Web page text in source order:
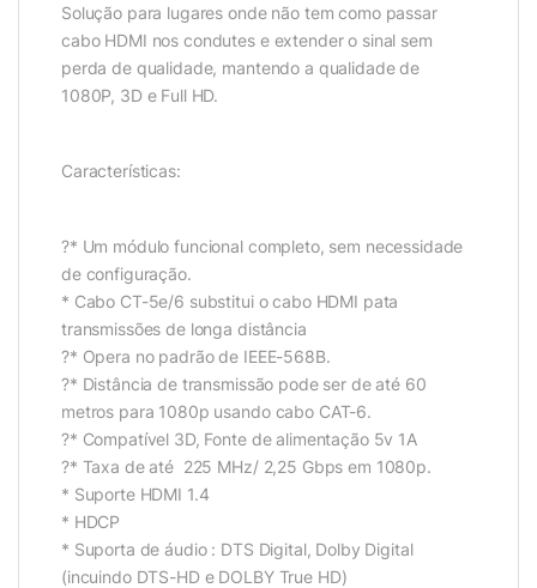
Solução para lugares onde não tem como passar
cabo HDMI nos condutes e extender o sinal sem
perda de qualidade, mantendo a qualidade de
1080P, 3D e Full HD.
Características:
?* Um módulo funcional completo, sem necessidade
de configuração.
* Cabo CT-5e/6 substitui o cabo HDMI pata
transmissões de longa distância
?* Opera no padrão de IEEE-568B.
?* Distância de transmissão pode ser de até 60
metros para 1080p usando cabo CAT-6.
?* Compatível 3D, Fonte de alimentação 5v 1A
?* Taxa de até 225 MHz/ 2,25 Gbps em 1080p.
* Suporte HDMI 1.4
* HDCP
* Suporta de áudio : DTS Digital, Dolby Digital
(incuindo DTS-HD e DOLBY True HD)